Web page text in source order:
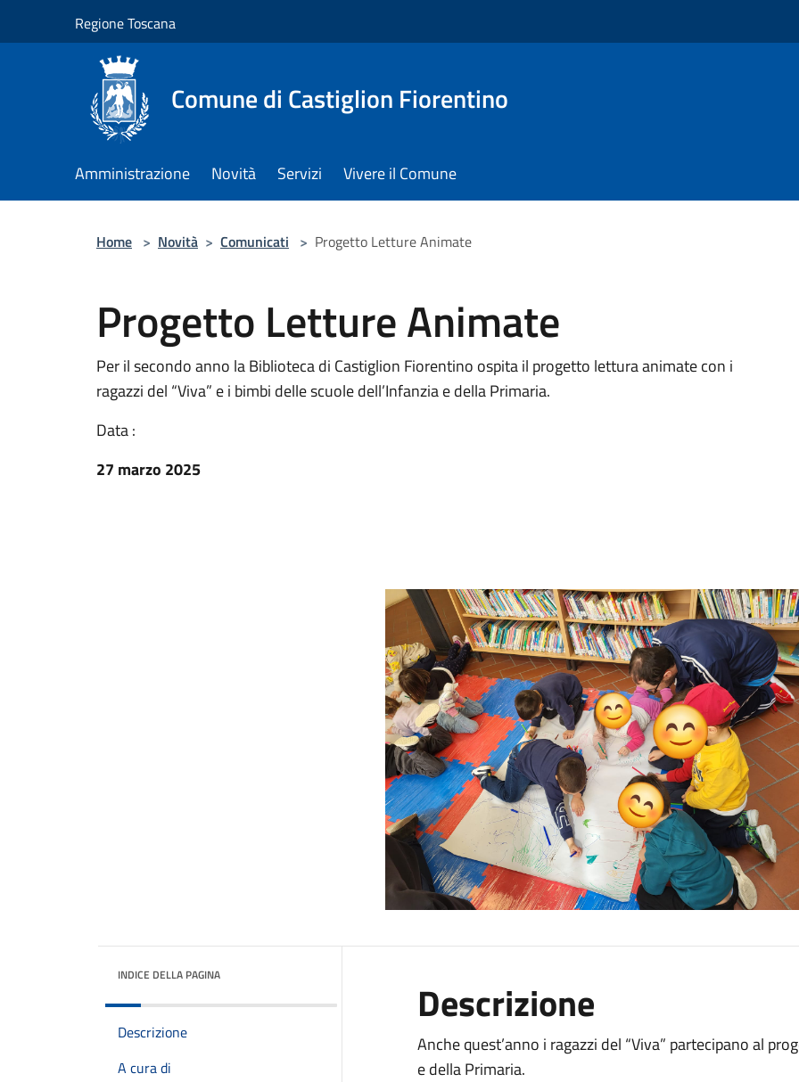
Regione Toscana
Comune di Castiglion Fiorentino
Amministrazione Novità Servizi Vivere il Comune
Home > Novità > Comunicati > Progetto Letture Animate
Progetto Letture Animate
Per il secondo anno la Biblioteca di Castiglion Fiorentino ospita il progetto lettura animate con i
ragazzi del “Viva” e i bimbi delle scuole dell’Infanzia e della Primaria.
Data :
27 marzo 2025
INDICE DELLA PAGINA
Descrizione
A cura di
Descrizione
Anche quest’anno i ragazzi del “Viva” partecipano al
e della Primaria.